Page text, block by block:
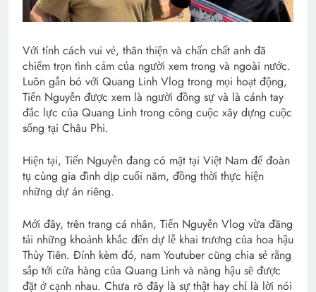
Với tính cách vui vẻ, thân thiện và chấn chất anh đã
chiếm trọn tình cảm của người xem trong và ngoài nước.
Luôn gắn bó với Quang Linh Vlog trong mọi hoạt động,
Tiến Nguyễn được xem là người đồng sự và là cánh tay
đắc lực của Quang Linh trong công cuộc xây dựng cuộc
sống tại Châu Phi.
Hiện tại, Tiến Nguyễn đang có mặt tại Việt Nam để đoàn
tụ cùng gia đình dịp cuối năm, đồng thời thực hiện
những dự án riêng.
Mới đây, trên trang cá nhân, Tiến Nguyễn Vlog vừa đăng
tải những khoảnh khắc đến dự lễ khai trương của hoa hậu
Thùy Tiên. Đính kèm đó, nam Youtuber cũng chia sẻ rằng
sắp tới cửa hàng của Quang Linh và nàng hậu sẽ được
đặt ở cạnh nhau. Chưa rõ đây là sự thật hay chỉ là lời nói